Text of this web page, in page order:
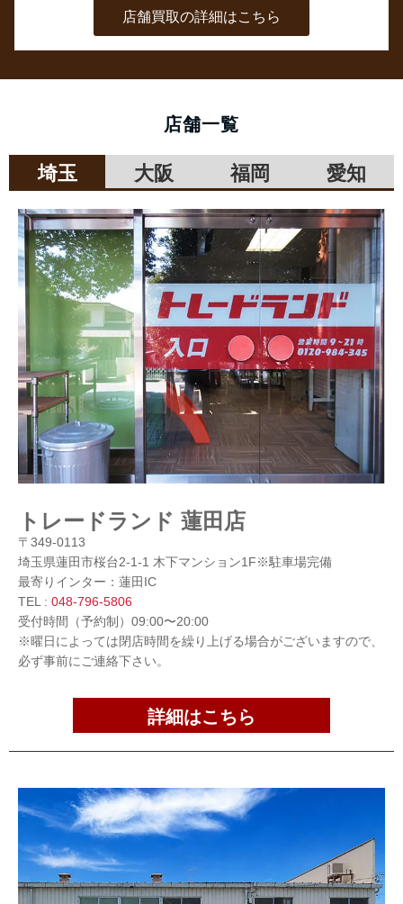
店舗買取の詳細はこちら
店舗一覧
埼玉 大阪 福岡 愛知
トレードランド 蓮田店
〒349-0113
埼玉県蓮田市桜台2-1-1 木下マンション1F※駐車場完備
最寄りインター：蓮田IC
TEL : 048-796-5806
受付時間（予約制）09:00〜20:00
※曜日によっては閉店時間を繰り上げる場合がございますので、
必ず事前にご連絡下さい。
詳細はこちら